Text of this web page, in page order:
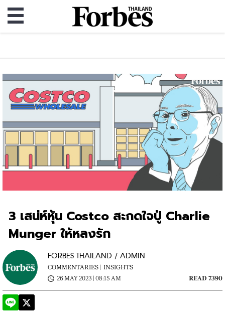
3 เสน่ห์หุ้น Costco สะกดใจปู่ Charlie
Munger ให้หลงรัก
FORBES THAILAND / ADMIN
COMMENTARIES |
INSIGHTS
26 MAY 2023 | 08:15 AM
READ 7390